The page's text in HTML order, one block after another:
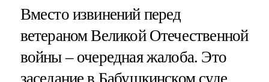
Вместо извинений перед
ветераном Великой Отечественной
войны – очередная жалоба. Это
заседание в Бабушкинском суде